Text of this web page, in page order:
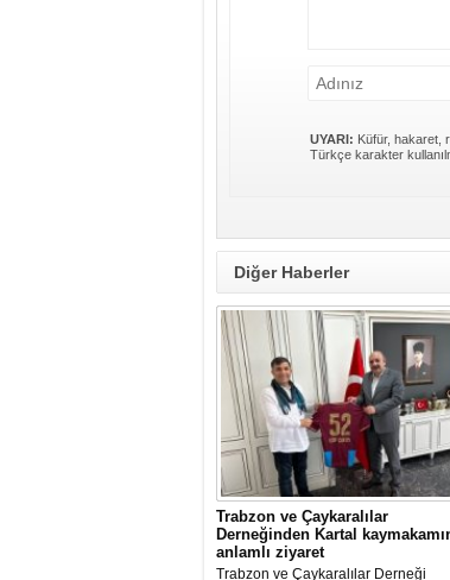
UYARI: Küfür, hakaret,
Türkçe karakter
Diğer Haberler
Trabzon ve Çaykaralılar
Derneğinden Kartal
anlamlı ziyaret
Trabzon ve Çaykaralılar Derneği